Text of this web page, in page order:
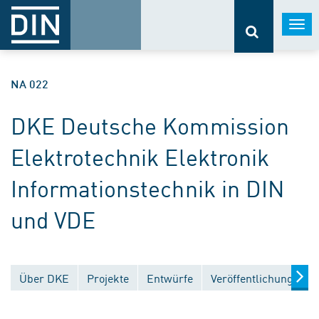
NA 022
DKE Deutsche Kommission
Elektrotechnik Elektronik
Informationstechnik in DIN
und VDE
Über DKE Projekte Entwürfe Veröffentlichungen